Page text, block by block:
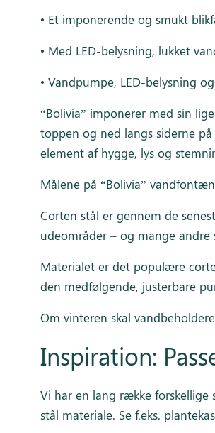
• Et imponerende og smukt
• Med LED-belysning, lukket
• Vandpumpe, LED-belysning
“Bolivia” imponerer med sin
toppen og ned langs siderne
element af hygge, lys og
Målene på “Bolivia”
Corten stål er gennem de
udeområder – og mange andre
Materialet er det populære
den medfølgende, justerbare
Om vinteren skal
Inspiration:
Vi har en lang række forskellige
stål materiale. Se f.eks.